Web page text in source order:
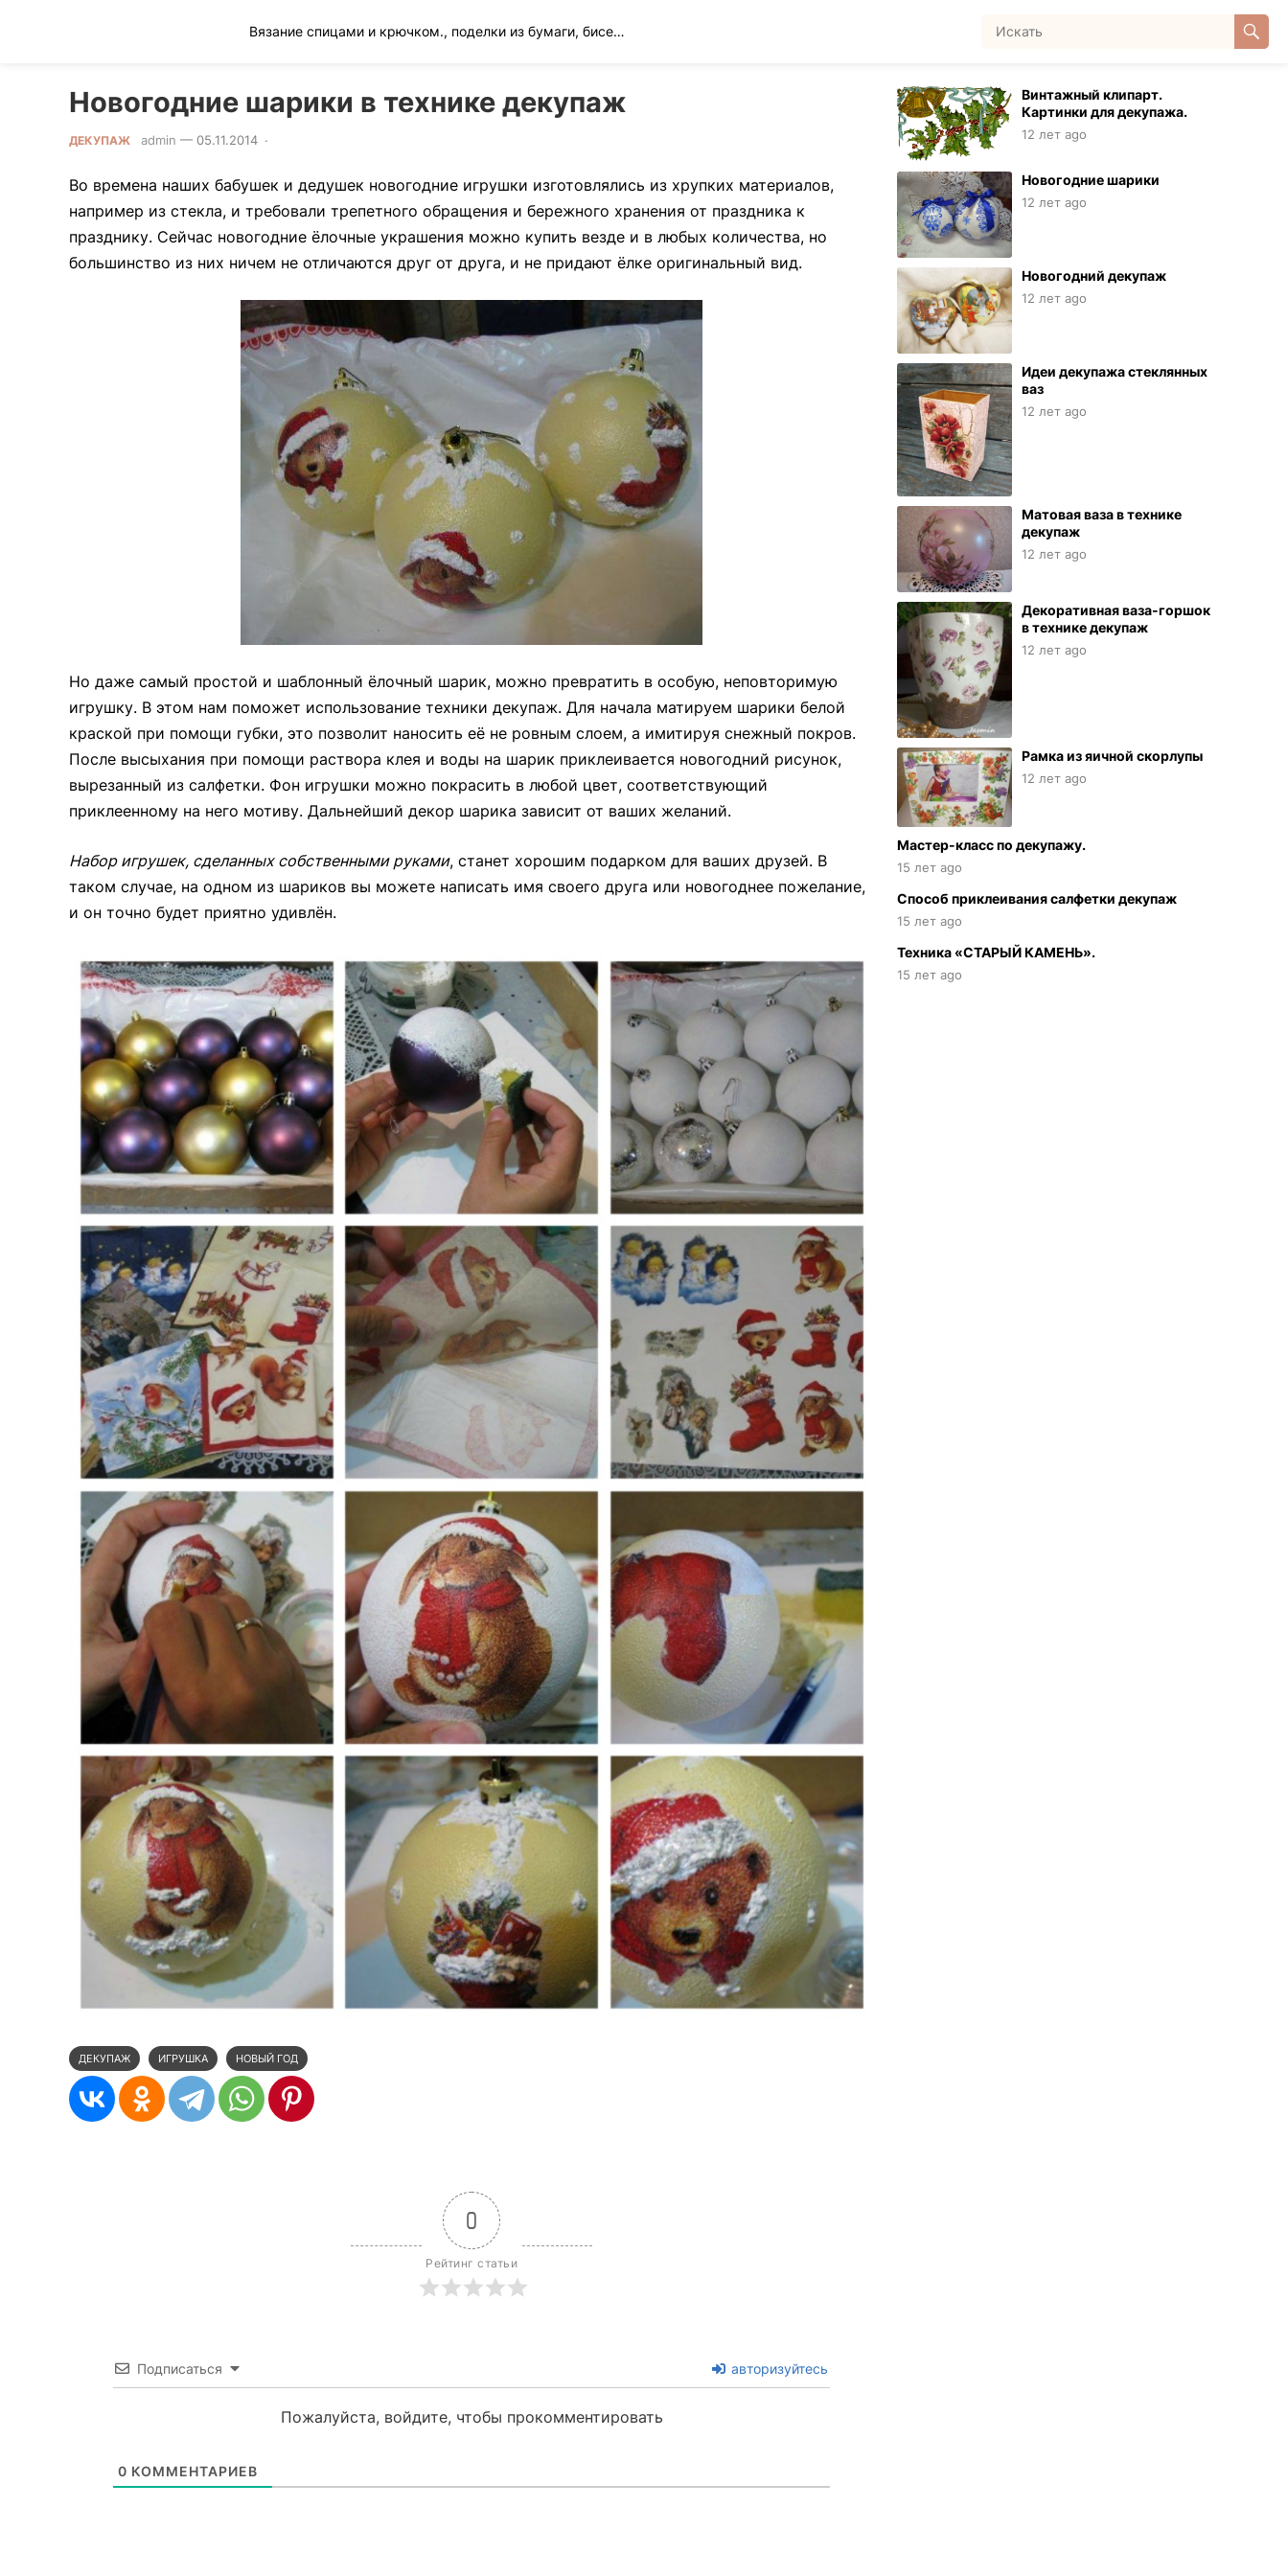
Вязание спицами и крючком., поделки из бумаги, бисера и многое другое
Новогодние шарики в технике декупаж
ДЕКУПАЖ admin — 05.11.2014 ·
Во времена наших бабушек и дедушек новогодние игрушки изготовлялись из хрупких материалов,
например из стекла, и требовали трепетного обращения и бережного хранения от праздника к
празднику. Сейчас новогодние ёлочные украшения можно купить везде и в любых количества, но
большинство из них ничем не отличаются друг от друга, и не придают ёлке оригинальный вид.
Но даже самый простой и шаблонный ёлочный шарик, можно превратить в особую, неповторимую
игрушку. В этом нам поможет использование техники декупаж. Для начала матируем шарики белой
краской при помощи губки, это позволит наносить её не ровным слоем, а имитируя снежный покров.
После высыхания при помощи раствора клея и воды на шарик приклеивается новогодний рисунок,
вырезанный из салфетки. Фон игрушки можно покрасить в любой цвет, соответствующий
приклеенному на него мотиву. Дальнейший декор шарика зависит от ваших желаний.
Набор игрушек, сделанных собственными руками, станет хорошим подарком для ваших друзей. В
таком случае, на одном из шариков вы можете написать имя своего друга или новогоднее пожелание,
и он точно будет приятно удивлён.
ДЕКУПАЖ ИГРУШКА НОВЫЙ ГОД
0
Рейтинг статьи
Подписаться авторизуйтесь
Пожалуйста, войдите, чтобы прокомментировать
0 КОММЕНТАРИЕВ
Винтажный клипарт.
Картинки для декупажа.
12 лет ago
Новогодние шарики
12 лет ago
Новогодний декупаж
12 лет ago
Идеи декупажа стеклянных
ваз
12 лет ago
Матовая ваза в технике
декупаж
12 лет ago
Декоративная ваза-горшок
в технике декупаж
12 лет ago
Рамка из яичной скорлупы
12 лет ago
Мастер-класс по декупажу.
15 лет ago
Способ приклеивания салфетки декупаж
15 лет ago
Техника «СТАРЫЙ КАМЕНЬ».
15 лет ago